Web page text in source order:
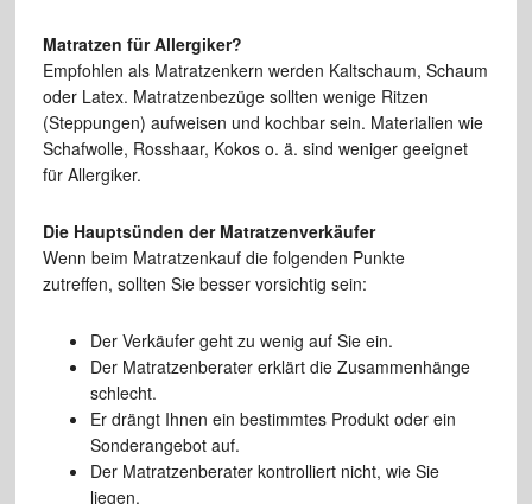
Matratzen für Allergiker?
Empfohlen als Matratzenkern werden Kaltschaum, Schaum
oder Latex. Matratzenbezüge sollten wenige Ritzen
(Steppungen) aufweisen und kochbar sein. Materialien wie
Schafwolle, Rosshaar, Kokos o. ä. sind weniger geeignet
für Allergiker.
Die Hauptsünden der Matratzenverkäufer
Wenn beim Matratzenkauf die folgenden Punkte
zutreffen, sollten Sie besser vorsichtig sein:
Der Verkäufer geht zu wenig auf Sie ein.
Der Matratzenberater erklärt die Zusammenhänge
schlecht.
Er drängt Ihnen ein bestimmtes Produkt oder ein
Sonderangebot auf.
Der Matratzenberater kontrolliert nicht, wie Sie
liegen.